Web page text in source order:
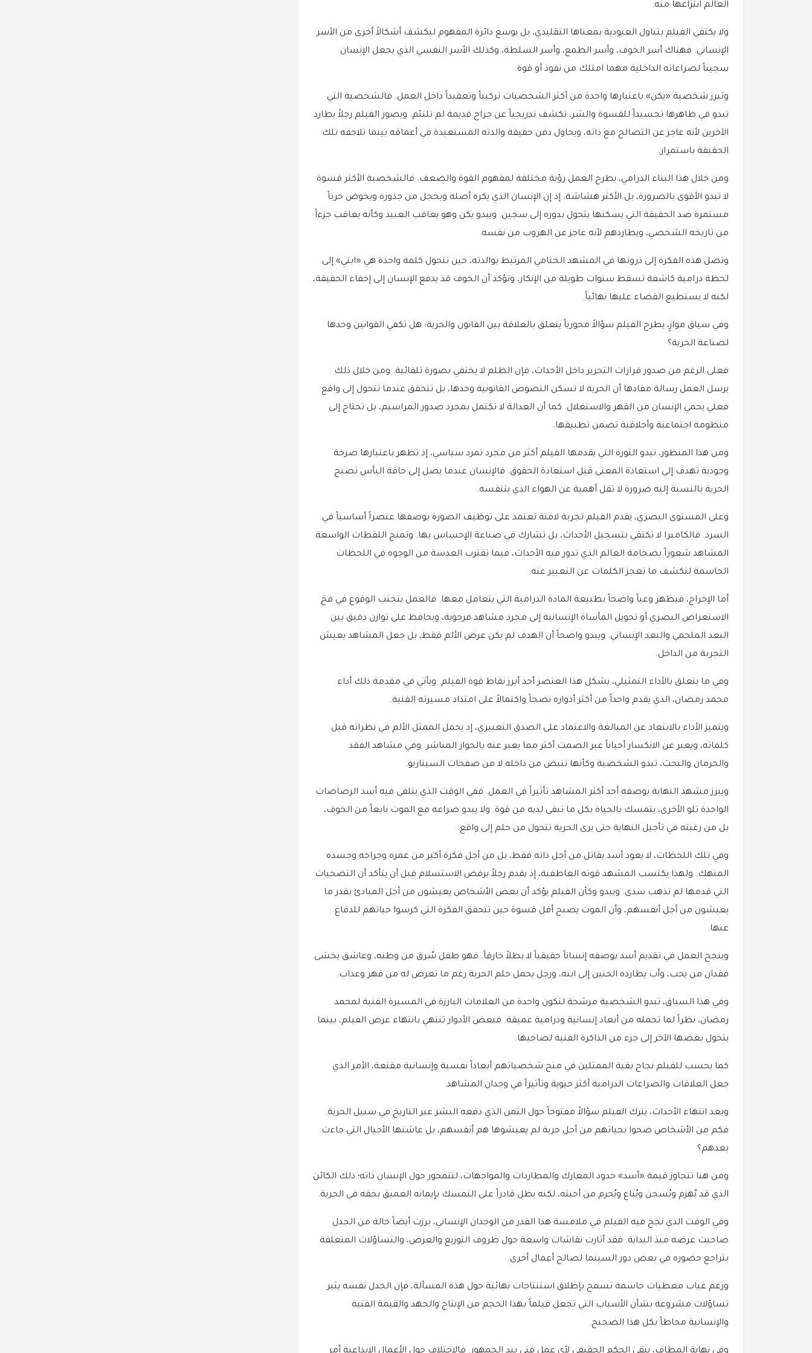
العالم انتزاعها منه.
ولا يكتفي الفيلم بتناول العبودية بمعناها التقليدي، بل يوسع دائرة المفهوم ليكشف أشكالاً أخرى من الأسر
الإنساني. فهناك أسر الخوف، وأسر الطمع، وأسر السلطة، وكذلك الأسر النفسي الذي يجعل الإنسان
سجيناً لصراعاته الداخلية مهما امتلك من نفوذ أو قوة.
وتبرز شخصية «يكن» باعتبارها واحدة من أكثر الشخصيات تركيباً وتعقيداً داخل العمل. فالشخصية التي
تبدو في ظاهرها تجسيداً للقسوة والشر، تكشف تدريجياً عن جراح قديمة لم تلتئم. ويصور الفيلم رجلاً يطارد
الآخرين لأنه عاجز عن التصالح مع ذاته، ويحاول دفن حقيقة والدته المستعبدة في أعماقه بينما تلاحقه تلك
الحقيقة باستمرار.
ومن خلال هذا البناء الدرامي، يطرح العمل رؤية مختلفة لمفهوم القوة والضعف. فالشخصية الأكثر قسوة
لا تبدو الأقوى بالضرورة، بل الأكثر هشاشة. إذ إن الإنسان الذي يكره أصله ويخجل من جذوره ويخوض حرباً
مستمرة ضد الحقيقة التي يسكنها يتحول بدوره إلى سجين. ويبدو يكن وهو يعاقب العبيد وكأنه يعاقب جزءاً
من تاريخه الشخصي، ويطاردهم لأنه عاجز عن الهروب من نفسه.
وتصل هذه الفكرة إلى ذروتها في المشهد الختامي المرتبط بوالدته، حين تتحول كلمة واحدة هي «ابني» إلى
لحظة درامية كاشفة تسقط سنوات طويلة من الإنكار، وتؤكد أن الخوف قد يدفع الإنسان إلى إخفاء الحقيقة،
لكنه لا يستطيع القضاء عليها نهائياً.
وفي سياق موازٍ، يطرح الفيلم سؤالاً محورياً يتعلق بالعلاقة بين القانون والحرية: هل تكفي القوانين وحدها
لصناعة الحرية؟
فعلى الرغم من صدور قرارات التحرير داخل الأحداث، فإن الظلم لا يختفي بصورة تلقائية. ومن خلال ذلك
يرسل العمل رسالة مفادها أن الحرية لا تسكن النصوص القانونية وحدها، بل تتحقق عندما تتحول إلى واقع
فعلي يحمي الإنسان من القهر والاستغلال. كما أن العدالة لا تكتمل بمجرد صدور المراسيم، بل تحتاج إلى
منظومة اجتماعية وأخلاقية تضمن تطبيقها.
ومن هذا المنظور، تبدو الثورة التي يقدمها الفيلم أكثر من مجرد تمرد سياسي، إذ تظهر باعتبارها صرخة
وجودية تهدف إلى استعادة المعنى قبل استعادة الحقوق. فالإنسان عندما يصل إلى حافة اليأس تصبح
الحرية بالنسبة إليه ضرورة لا تقل أهمية عن الهواء الذي يتنفسه.
وعلى المستوى البصري، يقدم الفيلم تجربة لافتة تعتمد على توظيف الصورة بوصفها عنصراً أساسياً في
السرد. فالكاميرا لا تكتفي بتسجيل الأحداث، بل تشارك في صناعة الإحساس بها. وتمنح اللقطات الواسعة
المشاهد شعوراً بضخامة العالم الذي تدور فيه الأحداث، فيما تقترب العدسة من الوجوه في اللحظات
الحاسمة لتكشف ما تعجز الكلمات عن التعبير عنه.
أما الإخراج، فيظهر وعياً واضحاً بطبيعة المادة الدرامية التي يتعامل معها. فالعمل يتجنب الوقوع في فخ
الاستعراض البصري أو تحويل المأساة الإنسانية إلى مجرد مشاهد فرجوية، ويحافظ على توازن دقيق بين
البعد الملحمي والبعد الإنساني. ويبدو واضحاً أن الهدف لم يكن عرض الألم فقط، بل جعل المشاهد يعيش
التجربة من الداخل.
وفي ما يتعلق بالأداء التمثيلي، يشكل هذا العنصر أحد أبرز نقاط قوة الفيلم. ويأتي في مقدمة ذلك أداء
محمد رمضان، الذي يقدم واحداً من أكثر أدواره نضجاً واكتمالاً على امتداد مسيرته الفنية.
ويتميز الأداء بالابتعاد عن المبالغة والاعتماد على الصدق التعبيري، إذ يحمل الممثل الألم في نظراته قبل
كلماته، ويعبر عن الانكسار أحياناً عبر الصمت أكثر مما يعبر عنه بالحوار المباشر. وفي مشاهد الفقد
والحرمان والبحث، تبدو الشخصية وكأنها تنبض من داخله لا من صفحات السيناريو.
ويبرز مشهد النهاية بوصفه أحد أكثر المشاهد تأثيراً في العمل. ففي الوقت الذي يتلقى فيه أسد الرصاصات
الواحدة تلو الأخرى، يتمسك بالحياة بكل ما تبقى لديه من قوة. ولا يبدو صراعه مع الموت نابعاً من الخوف،
بل من رغبته في تأجيل النهاية حتى يرى الحرية تتحول من حلم إلى واقع.
وفي تلك اللحظات، لا يعود أسد يقاتل من أجل ذاته فقط، بل من أجل فكرة أكبر من عمره وجراحه وجسده
المنهك. ولهذا يكتسب المشهد قوته العاطفية، إذ يقدم رجلاً يرفض الاستسلام قبل أن يتأكد أن التضحيات
التي قدمها لم تذهب سدى. ويبدو وكأن الفيلم يؤكد أن بعض الأشخاص يعيشون من أجل المبادئ بقدر ما
يعيشون من أجل أنفسهم، وأن الموت يصبح أقل قسوة حين تتحقق الفكرة التي كرسوا حياتهم للدفاع
عنها.
وينجح العمل في تقديم أسد بوصفه إنساناً حقيقياً لا بطلاً خارقاً. فهو طفل سُرق من وطنه، وعاشق يخشى
فقدان من يحب، وأب يطارده الحنين إلى ابنه، ورجل يحمل حلم الحرية رغم ما تعرض له من قهر وعذاب.
وفي هذا السياق، تبدو الشخصية مرشحة لتكون واحدة من العلامات البارزة في المسيرة الفنية لمحمد
رمضان، نظراً لما تحمله من أبعاد إنسانية ودرامية عميقة. فبعض الأدوار تنتهي بانتهاء عرض الفيلم، بينما
يتحول بعضها الآخر إلى جزء من الذاكرة الفنية لصاحبها.
كما يحسب للفيلم نجاح بقية الممثلين في منح شخصياتهم أبعاداً نفسية وإنسانية مقنعة، الأمر الذي
جعل العلاقات والصراعات الدرامية أكثر حيوية وتأثيراً في وجدان المشاهد.
وبعد انتهاء الأحداث، يترك الفيلم سؤالاً مفتوحاً حول الثمن الذي دفعه البشر عبر التاريخ في سبيل الحرية.
فكم من الأشخاص ضحوا بحياتهم من أجل حرية لم يعيشوها هم أنفسهم، بل عاشتها الأجيال التي جاءت
بعدهم؟
ومن هنا تتجاوز قيمة «أسد» حدود المعارك والمطاردات والمواجهات، لتتمحور حول الإنسان ذاته؛ ذلك الكائن
الذي قد يُهزم ويُسجن ويُباع ويُحرم من أحبته، لكنه يظل قادراً على التمسك بإيمانه العميق بحقه في الحرية.
وفي الوقت الذي نجح فيه الفيلم في ملامسة هذا القدر من الوجدان الإنساني، برزت أيضاً حالة من الجدل
صاحبت عرضه منذ البداية. فقد أثارت نقاشات واسعة حول ظروف التوزيع والعرض، والتساؤلات المتعلقة
بتراجع حضوره في بعض دور السينما لصالح أعمال أخرى.
ورغم غياب معطيات حاسمة تسمح بإطلاق استنتاجات نهائية حول هذه المسألة، فإن الجدل نفسه يثير
تساؤلات مشروعة بشأن الأسباب التي تجعل فيلماً بهذا الحجم من الإنتاج والجهد والقيمة الفنية
والإنسانية محاطاً بكل هذا الضجيج.